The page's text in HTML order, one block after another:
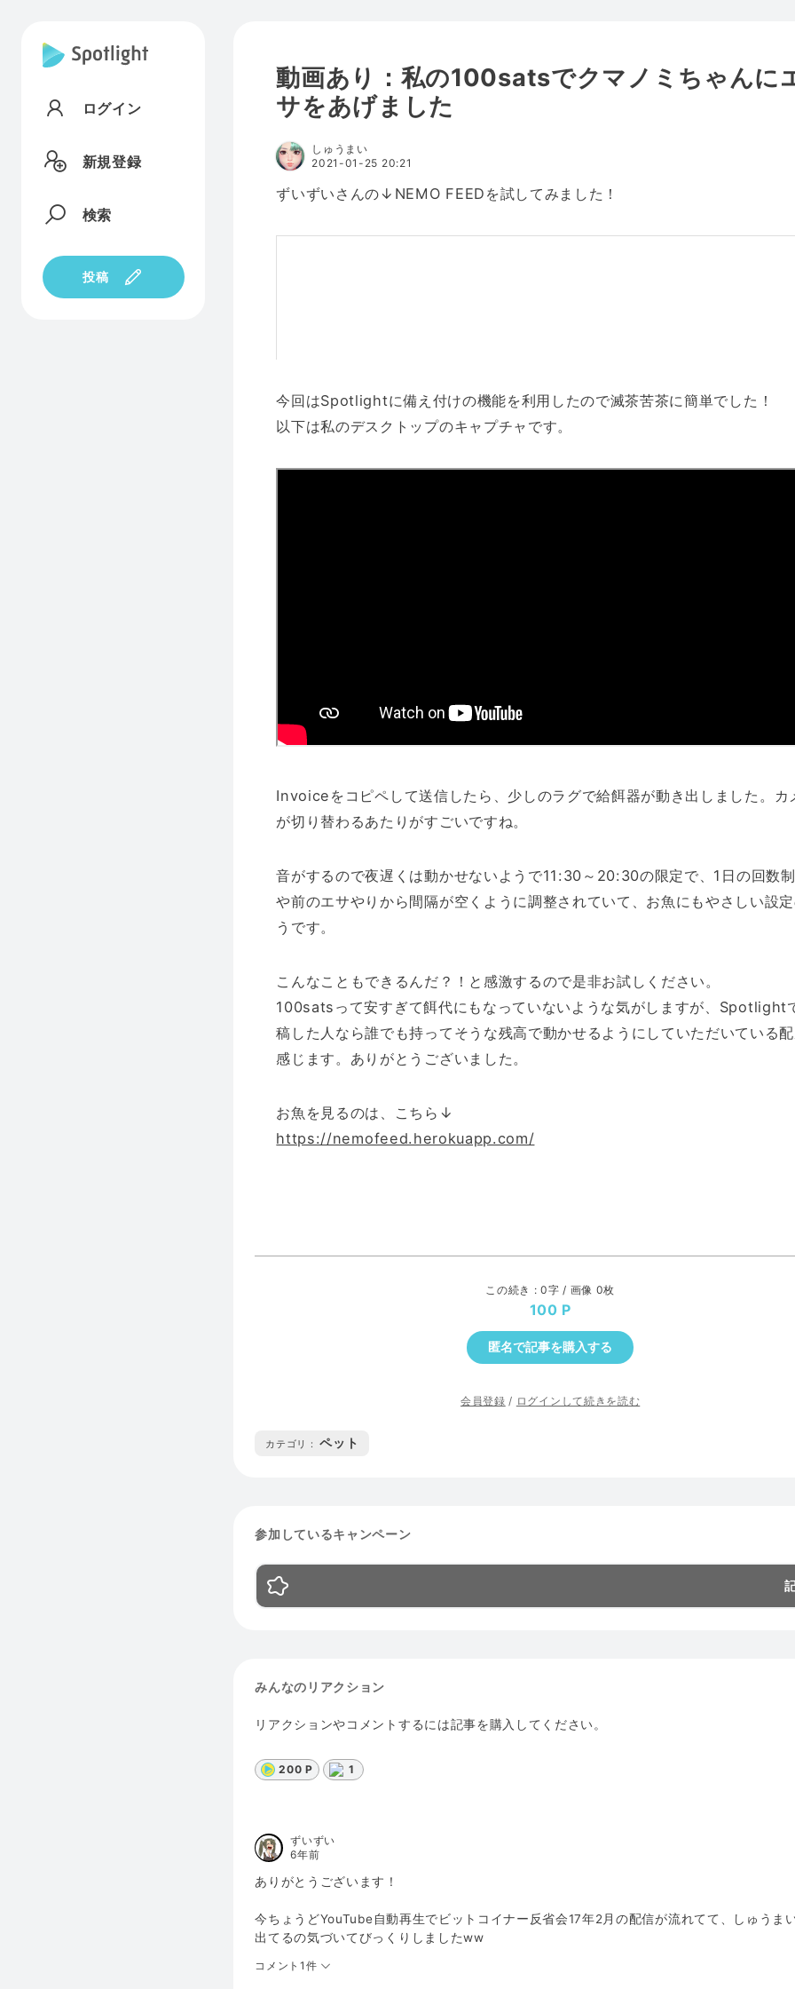
ログイン
新規登録
検索
投稿
動画あり：私の100satsでクマノミちゃんに
サをあげました
しゅうまい
2021-01-25 20:21
ずいずいさんの↓NEMO FEEDを試してみました！
今回はSpotlightに備え付けの機能を利用したので滅茶苦茶に簡単でした！
以下は私のデスクトップのキャプチャです。
Invoiceをコピペして送信したら、少しのラグで給餌器が動き出しました。カ
が切り替わるあたりがすごいですね。
音がするので夜遅くは動かせないようで11:30～20:30の限定で、1日の回数
や前のエサやりから間隔が空くように調整されていて、お魚にもやさしい設
うです。
こんなこともできるんだ？！と感激するので是非お試しください。
100satsって安すぎて餌代にもなっていないような気がしますが、Spotlight
稿した人なら誰でも持ってそうな残高で動かせるようにしていただいている
感じます。ありがとうございました。
お魚を見るのは、こちら↓
https://nemofeed.herokuapp.com/
この続き : 0字 / 画像 0枚
100
匿名で記事を購入する
会員登録 / ログインして続きを読む
カテゴリ : ペット
参加しているキャンペーン
みんなのリアクション
リアクションやコメントするには記事を購入してください。
200 P 1
ずいずい
6年前
ありがとうございます！
今ちょうどYouTube自動再生でビットコイナー反省会17年2月の配信が流れてて、しゅうま
出てるの気づいてびっくりしましたww
コメント1件